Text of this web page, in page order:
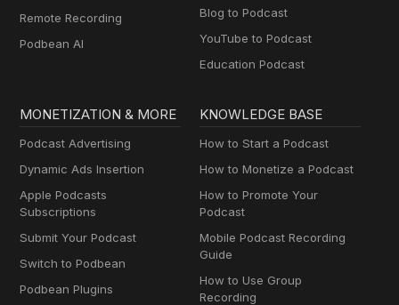
Remote Recording
Podbean AI
Blog to Podcast
YouTube to Podcast
Education Podcast
MONETIZATION & MORE
Podcast Advertising
Dynamic Ads Insertion
Apple Podcasts
Subscriptions
Submit Your Podcast
Switch to Podbean
Podbean Plugins
KNOWLEDGE BASE
How to Start a Podcast
How to Monetize a Podcast
How to Promote Your
Podcast
Mobile Podcast Recording
Guide
How to Use Group
Recording